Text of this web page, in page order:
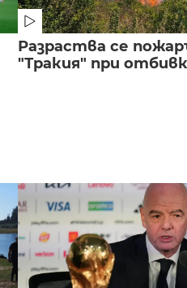
Разраства се
"Тракия" при